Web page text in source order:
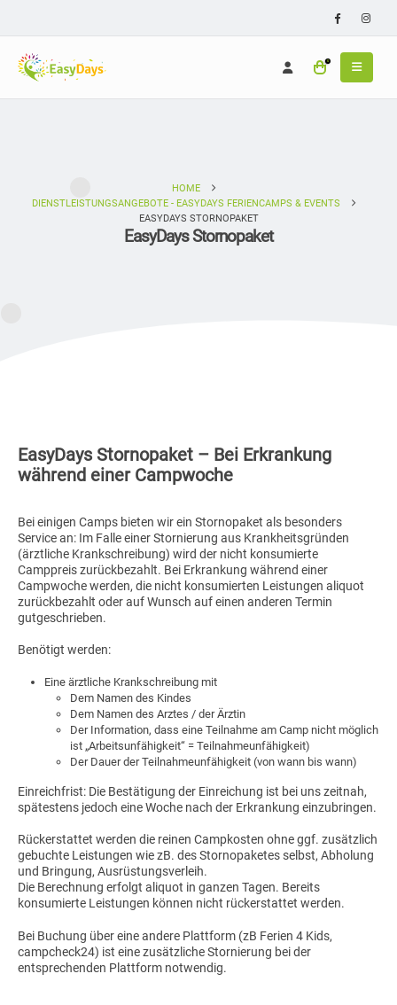
0
HOME
DIENSTLEISTUNGSANGEBOTE - EASYDAYS FERIENCAMPS & EVENTS
EASYDAYS STORNOPAKET
EasyDays Stornopaket
EasyDays Stornopaket – Bei Erkrankung
während einer Campwoche
Bei einigen Camps bieten wir ein Stornopaket als besonders
Service an: Im Falle einer Stornierung aus Krankheitsgründen
(ärztliche Krankschreibung) wird der nicht konsumierte
Camppreis zurückbezahlt. Bei Erkrankung während einer
Campwoche werden, die nicht konsumierten Leistungen aliquot
zurückbezahlt oder auf Wunsch auf einen anderen Termin
gutgeschrieben.
Benötigt werden:
Eine ärztliche Krankschreibung mit
Dem Namen des Kindes
Dem Namen des Arztes / der Ärztin
Der Information, dass eine Teilnahme am Camp nicht möglich
ist „Arbeitsunfähigkeit“ = Teilnahmeunfähigkeit)
Der Dauer der Teilnahmeunfähigkeit (von wann bis wann)
Einreichfrist: Die Bestätigung der Einreichung ist bei uns zeitnah,
spätestens jedoch eine Woche nach der Erkrankung einzubringen.
Rückerstattet werden die reinen Campkosten ohne ggf. zusätzlich
gebuchte Leistungen wie zB. des Stornopaketes selbst, Abholung
und Bringung, Ausrüstungsverleih.
Die Berechnung erfolgt aliquot in ganzen Tagen. Bereits
konsumierte Leistungen können nicht rückerstattet werden.
Bei Buchung über eine andere Plattform (zB Ferien 4 Kids,
campcheck24) ist eine zusätzliche Stornierung bei der
entsprechenden Plattform notwendig.